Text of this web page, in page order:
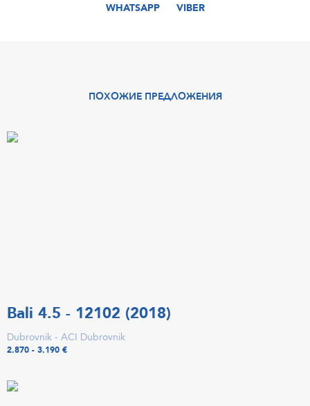
WHATSAPP
VIBER
ПОХОЖИЕ ПРЕДЛОЖЕНИЯ
Bali 4.5 - 12102 (2018)
Dubrovnik - ACI Dubrovnik
2.870 - 3.190 €